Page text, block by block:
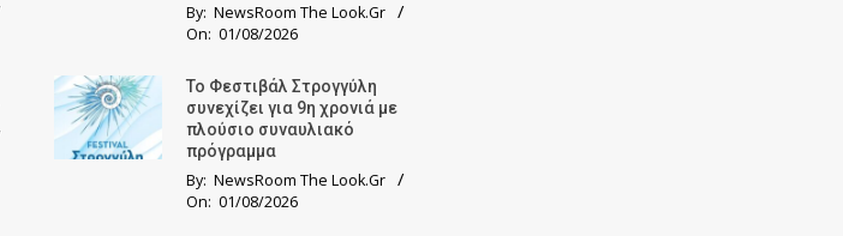
By: NewsRoom The Look.Gr
On: 01/08/2026
Το Φεστιβάλ Στρογγύλη
συνεχίζει για 9η χρονιά με
πλούσιο συναυλιακό
πρόγραμμα
By: NewsRoom The Look.Gr
On: 01/08/2026